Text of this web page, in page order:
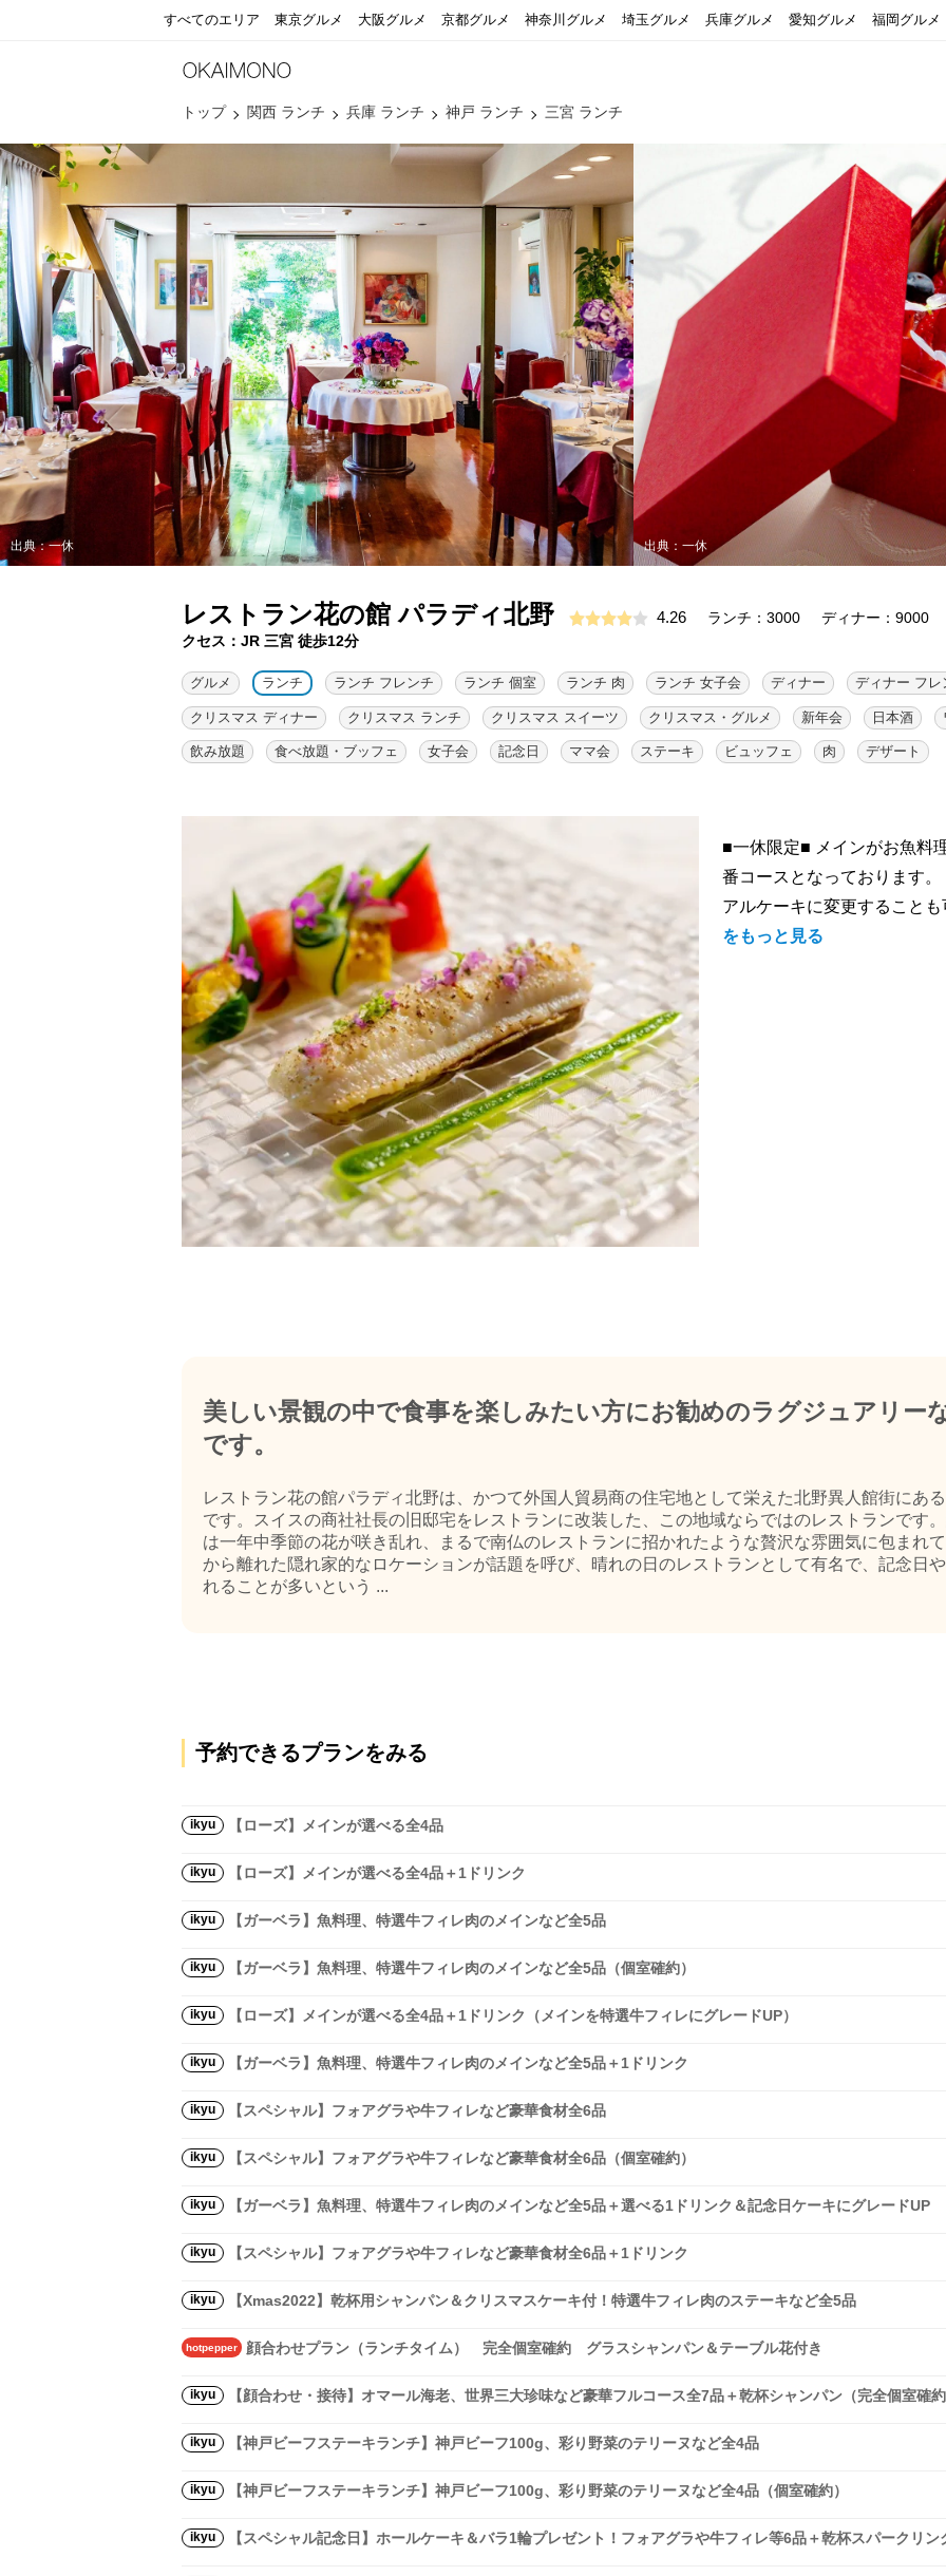
すべてのエリア 東京グルメ 大阪グルメ 京都グルメ 神奈川グルメ 埼玉グルメ 兵庫グルメ 愛知グルメ 福岡グルメ
トップ 関西 ランチ 兵庫 ランチ 神戸 ランチ 三宮 ランチ
出典：一休 出典：一休
レストラン花の館 パラディ北野 4.26 ランチ：3000 ディナー：9000
クセス：JR 三宮 徒歩12分
グルメ ランチ ランチ フレンチ ランチ 個室 ランチ 肉 ランチ 女子会 ディナー ディナー フレ
クリスマス ディナー クリスマス ランチ クリスマス スイーツ クリスマス・グルメ 新年会 日本酒
飲み放題 食べ放題・ブッフェ 女子会 記念日 ママ会 ステーキ ビュッフェ 肉 デザート
■一休限定■ メインがお魚料
番コースとなっております
アルケーキに変更することも
をもっと見る
美しい景観の中で食事を楽しみたい方にお勧めのラグジュアリー
です。
レストラン花の館パラディ北野は、かつて外国人貿易商の住宅地として栄えた北野異人館街にあ
です。スイスの商社社長の旧邸宅をレストランに改装した、この地域ならではのレストランです
は一年中季節の花が咲き乱れ、まるで南仏のレストランに招かれたような贅沢な雰囲気に包まれ
から離れた隠れ家的なロケーションが話題を呼び、晴れの日のレストランとして有名で、記念日
れることが多いという ...
予約できるプランをみる
ikyu 【ローズ】メインが選べる全4品
ikyu 【ローズ】メインが選べる全4品＋1ドリンク
ikyu 【ガーベラ】魚料理、特選牛フィレ肉のメインなど全5品
ikyu 【ガーベラ】魚料理、特選牛フィレ肉のメインなど全5品（個室確約）
ikyu 【ローズ】メインが選べる全4品＋1ドリンク（メインを特選牛フィレにグレードUP）
ikyu 【ガーベラ】魚料理、特選牛フィレ肉のメインなど全5品＋1ドリンク
ikyu 【スペシャル】フォアグラや牛フィレなど豪華食材全6品
ikyu 【スペシャル】フォアグラや牛フィレなど豪華食材全6品（個室確約）
ikyu 【ガーベラ】魚料理、特選牛フィレ肉のメインなど全5品＋選べる1ドリンク＆記念日ケーキにグレードUP
ikyu 【スペシャル】フォアグラや牛フィレなど豪華食材全6品＋1ドリンク
ikyu 【Xmas2022】乾杯用シャンパン＆クリスマスケーキ付！特選牛フィレ肉のステーキなど全5品
hotpepper 顔合わせプラン（ランチタイム） 完全個室確約 グラスシャンパン＆テーブル花付き
ikyu 【顔合わせ・接待】オマール海老、世界三大珍味など豪華フルコース全7品＋乾杯シャンパン（完全個室確約
ikyu 【神戸ビーフステーキランチ】神戸ビーフ100g、彩り野菜のテリーヌなど全4品
ikyu 【神戸ビーフステーキランチ】神戸ビーフ100g、彩り野菜のテリーヌなど全4品（個室確約）
ikyu 【スペシャル記念日】ホールケーキ＆バラ1輪プレゼント！フォアグラや牛フィレ等6品＋乾杯スパークリン